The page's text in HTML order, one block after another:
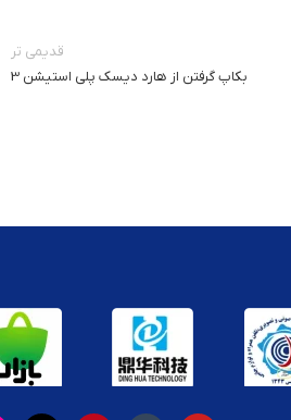
قدیمی تر
بکاپ گرفتن از هارد دیسک پلی استیشن 3